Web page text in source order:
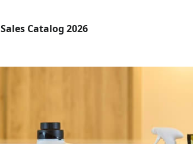
Sales Catalog 2026